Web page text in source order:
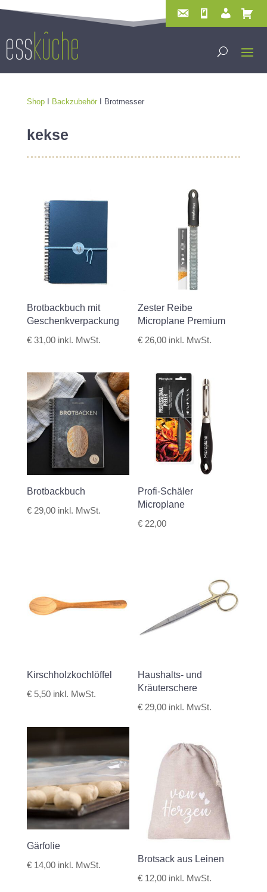
ShopI BackzubehörI Brotmesser
kekse
Brotbackbuch mit
Geschenkverpackung
€31,00 inkl. MwSt.
Zester Reibe
Microplane Premium
€ 26,00 inkl. MwSt.
Brotbackbuch
€29,00 inkl. MwSt.
Profi-Schäler
Microplane
€ 22,00
Kirschholzkochlöffel
€5,50 inkl. MwSt.
Haushalts- und
Kräuterschere
€ 29,00 inkl. MwSt.
Gärfolie
€14,00 inkl. MwSt.
Brotsack aus Leinen
€ 12,00 inkl. MwSt.